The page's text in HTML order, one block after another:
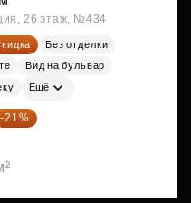
26 этаж, №434
Без отделки
Вид на бульвар
Ещё
-21%